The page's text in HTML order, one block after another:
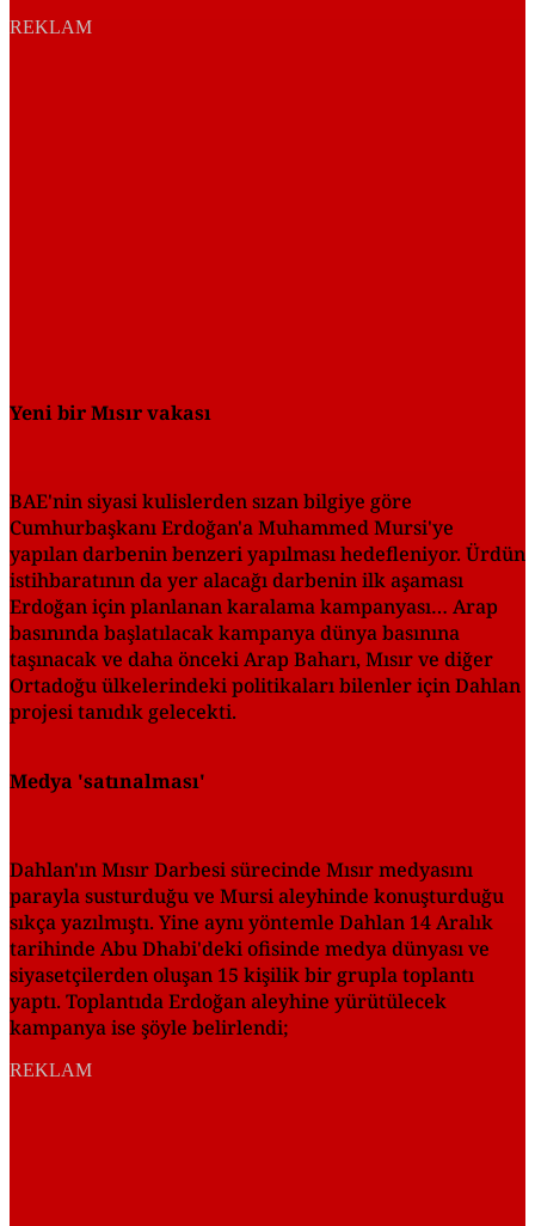
REKLAM
Yeni bir Mısır vakası
BAE'nin siyasi kulislerden sızan bilgiye göre
Cumhurbaşkanı Erdoğan'a Muhammed Mursi'ye
yapılan darbenin benzeri yapılması hedefleniyor. Ürdün
istihbaratının da yer alacağı darbenin ilk aşaması
Erdoğan için planlanan karalama kampanyası… Arap
basınında başlatılacak kampanya dünya basınına
taşınacak ve daha önceki Arap Baharı, Mısır ve diğer
Ortadoğu ülkelerindeki politikaları bilenler için Dahlan
projesi tanıdık gelecekti.
Medya 'satınalması'
Dahlan'ın Mısır Darbesi sürecinde Mısır medyasını
parayla susturduğu ve Mursi aleyhinde konuşturduğu
sıkça yazılmıştı. Yine aynı yöntemle Dahlan 14 Aralık
tarihinde Abu Dhabi'deki ofisinde medya dünyası ve
siyasetçilerden oluşan 15 kişilik bir grupla toplantı
yaptı. Toplantıda Erdoğan aleyhine yürütülecek
kampanya ise şöyle belirlendi;
REKLAM